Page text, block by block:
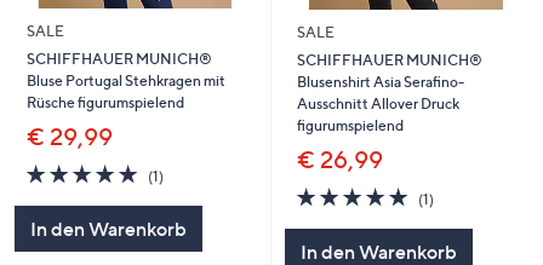
SALE
SCHIFFHAUER MUNICH®
Bluse Portugal Stehkragen mit
Rüsche figurumspielend
€ 29,99
5.0
von
(1)
In den Warenkorb
SALE
SCHIFFHAUER MUNICH®
Blusenshirt Asia Serafino-
Ausschnitt Allover Druck
figurumspielend
€ 26,99
5.0
von
(1)
In den Warenkorb